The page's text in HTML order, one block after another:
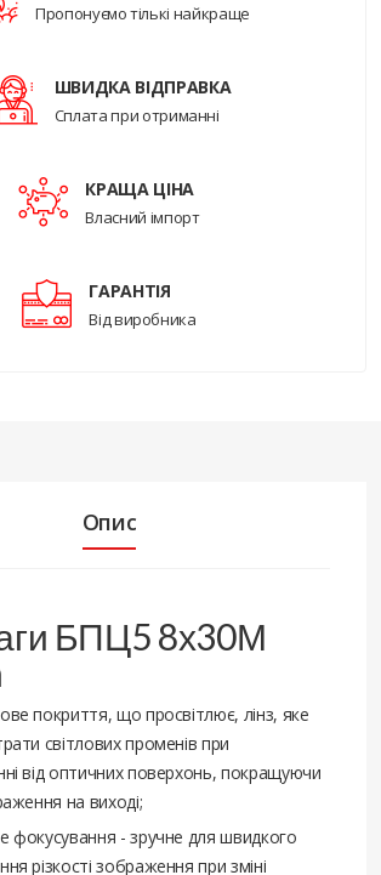
Пропонуємо тількі найкраще
ШВИДКА ВІДПРАВКА
Сплата при отриманні
КРАЩА ЦІНА
Власний імпорт
ГАРАНТІЯ
Від виробника
Опис
БПЦ5 8х30М
покриття, що просвітлює, лінз, яке
світлових променів при
від оптичних поверхонь, покращуючи
на виході;
фокусування - зручне для швидкого
різкості зображення при зміні